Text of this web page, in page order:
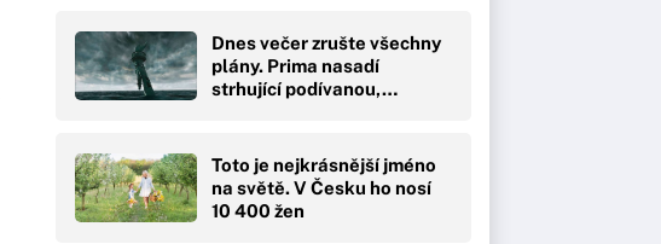
Dnes večer zrušte všechny
plány. Prima nasadí
strhující podívanou,…
Toto je nejkrásnější jméno
na světě. V Česku ho nosí
10 400 žen